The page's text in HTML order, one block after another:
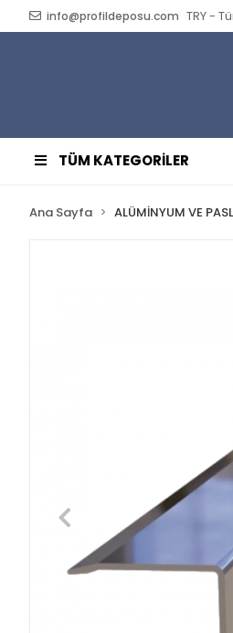
info@profildeposu.com TRY -
TÜM KATEGORİLER
Ana Sayfa ALÜMİNYUM VE